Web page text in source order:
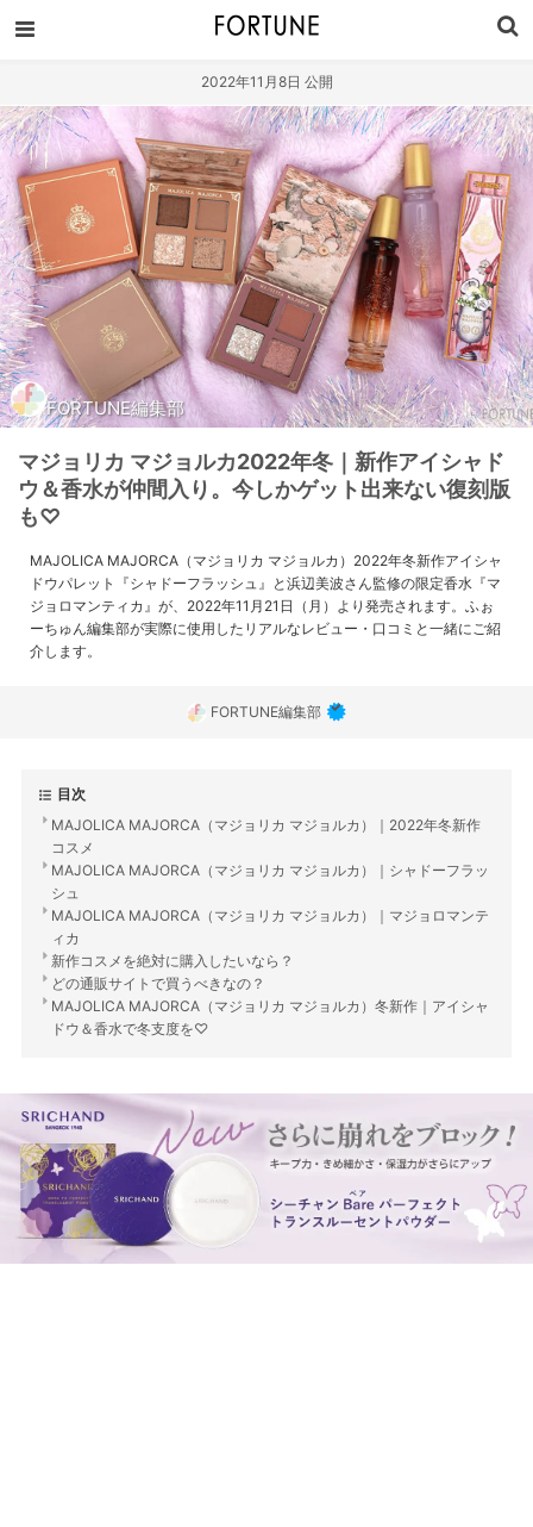
2022年11月8日 公開
FORTUNE編集部
マジョリカ マジョルカ2022年冬｜新作アイシャド
ウ＆香水が仲間入り。今しかゲット出来ない復刻版
も♡
MAJOLICA MAJORCA（マジョリカ マジョルカ）2022年冬新作アイシャ
ドウパレット『シャドーフラッシュ』と浜辺美波さん監修の限定香水『マ
ジョロマンティカ』が、2022年11月21日（月）より発売されます。ふぉ
ーちゅん編集部が実際に使用したリアルなレビュー・口コミと一緒にご紹
介します。
FORTUNE編集部
目次
MAJOLICA MAJORCA（マジョリカ マジョルカ）｜2022年冬新作
コスメ
MAJOLICA MAJORCA（マジョリカ マジョルカ）｜シャドーフラッ
シュ
MAJOLICA MAJORCA（マジョリカ マジョルカ）｜マジョロマンテ
ィカ
新作コスメを絶対に購入したいなら？
どの通販サイトで買うべきなの？
MAJOLICA MAJORCA（マジョリカ マジョルカ）冬新作｜アイシャ
ドウ＆香水で冬支度を♡